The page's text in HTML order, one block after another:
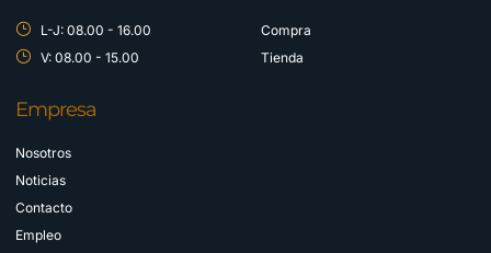
L-J: 08.00 - 16.00
V: 08.00 - 15.00
Compra
Tienda
Empresa
Nosotros
Noticias
Contacto
Empleo